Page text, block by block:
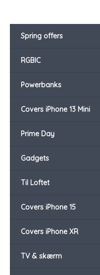
Spring offers
RGBIC
Powerbanks
Covers iPhone 13 Mini
Prime Day
Gadgets
Til Loftet
Covers iPhone 15
Covers iPhone XR
TV & skærm